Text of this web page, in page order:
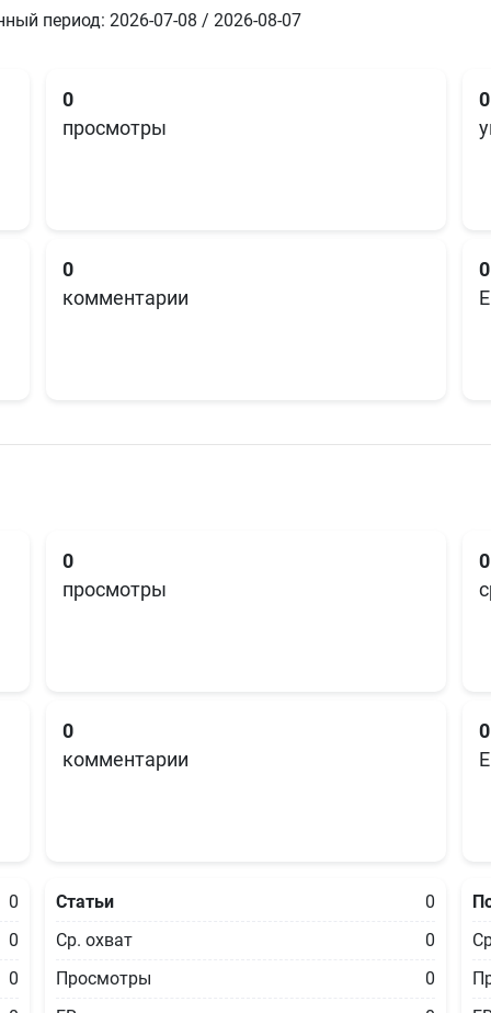
период: 2026-07-08 / 2026-08-07
0
просмотры
0
0
комментарии
0
0
просмотры
0
0
комментарии
0
0
0
0
Статьи
0
Ср. охват
0
Просмотры
0